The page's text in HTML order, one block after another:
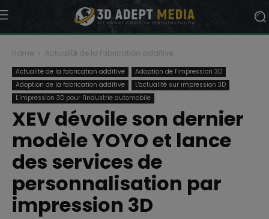
Home Actualité de la fabrication additive
Actualité de la fabrication additive
Adoption de l'impression 3D
Adoption de la fabrication additive
L'actualité sur impression 3D
L'impression 3D pour l'industrie automobile
XEV dévoile son dernier
modèle YOYO et lance
des services de
personnalisation par
impression 3D